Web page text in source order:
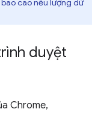
cáo nếu lượng dữ
duyệt
Chrome,